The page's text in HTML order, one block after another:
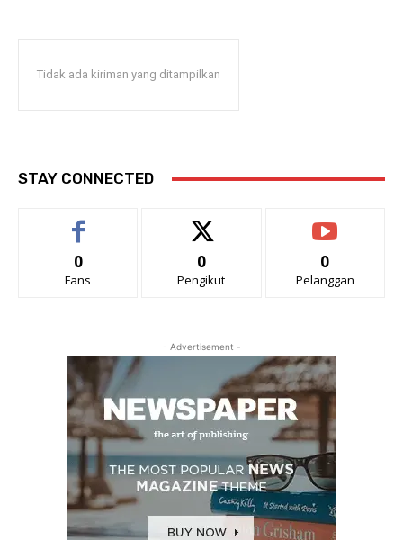
Tidak ada kiriman yang ditampilkan
STAY CONNECTED
0
Fans
0
Pengikut
0
Pelanggan
- Advertisement -